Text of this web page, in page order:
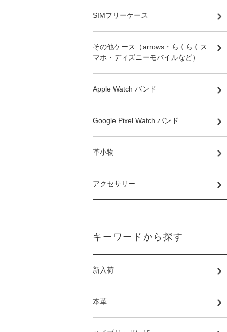
SIMフリーケース
その他ケース（arrows・らくらくス
マホ・ディズニーモバイルなど）
Apple Watch バンド
Google Pixel Watch バンド
革小物
アクセサリー
キーワードから探す
新入荷
本革